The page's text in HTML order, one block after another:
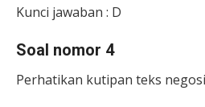
Kunci jawaban : D
Soal nomor 4
Perhatikan kutipan teks